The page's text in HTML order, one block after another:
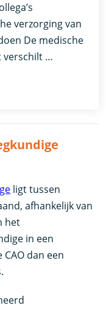
verzorging van
De medische
verschilt …
ligt tussen
afhankelijk van
het
in een
dan een